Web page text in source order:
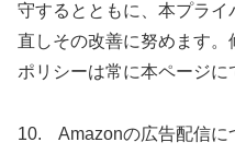
守するとともに、本プラ
直しその改善に努めます
ポリシーは常に本ページに
10. Amazonの広告配信に